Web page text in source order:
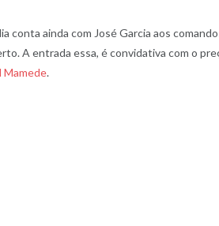
conta ainda com José Garcia aos
A entrada essa, é convidativa com o
Mamede.